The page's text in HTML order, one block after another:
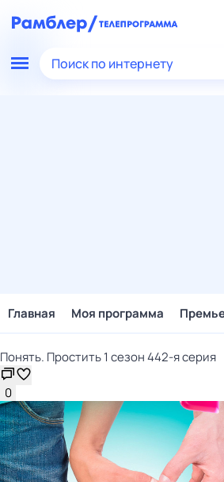
Поиск по интернету
Главная Моя программа
Понять. Простить 1 сезон 442-я серия
0